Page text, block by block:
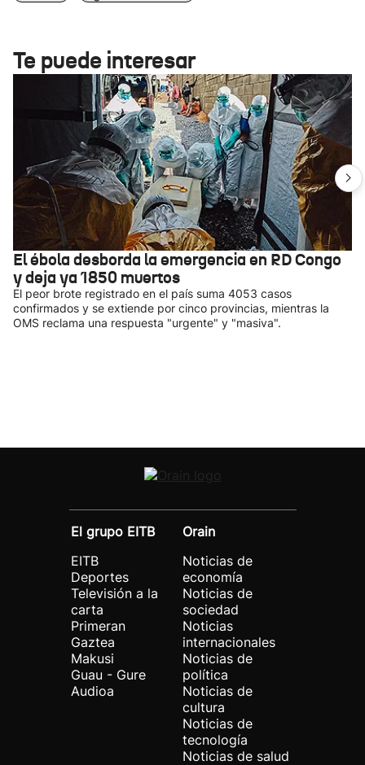
Te puede interesar
El ébola desborda la emergencia en RD Congo
y deja ya 1850 muertos
El peor brote registrado en el país suma 4053 casos
confirmados y se extiende por cinco provincias, mientras la
OMS reclama una respuesta "urgente" y "masiva".
El grupo EITB
EITB
Deportes
Televisión a la
carta
Primeran
Gaztea
Makusi
Guau - Gure
Audioa
Orain
Noticias de
economía
Noticias de
sociedad
Noticias
internacionales
Noticias de
política
Noticias de
cultura
Noticias de
tecnología
Noticias de salud